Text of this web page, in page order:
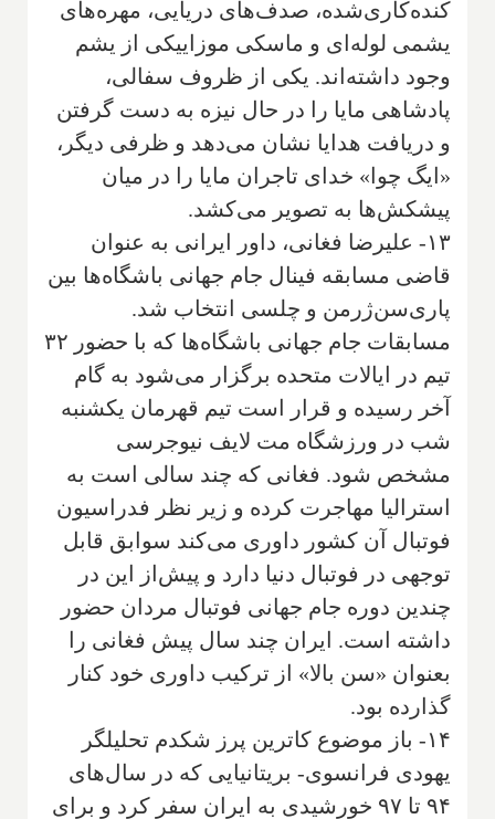
کنده‌کاری‌شده، صدف‌های دریایی، مهره‌های
یشمی لوله‌ای و ماسکی موزاییکی از یشم
وجود داشته‌اند. یکی از ظروف سفالی،
پادشاهی مایا را در حال نیزه به دست گرفتن
و دریافت هدایا نشان می‌دهد و ظرفی دیگر،
«ایگ چوا» خدای تاجران مایا را در میان
پیشکش‌ها به تصویر می‌کشد.
۱۳- علیرضا فغانی، داور ایرانی به عنوان
قاضی مسابقه فینال جام جهانی باشگاه‌ها بین
پاری‌سن‌ژرمن و چلسی انتخاب شد.
مسابقات جام جهانی باشگاه‌ها که با حضور ۳۲
تیم در ایالات متحده برگزار می‌شود به گام
آخر رسیده و قرار است تیم قهرمان یکشنبه
شب در ورزشگاه مت لایف نیوجرسی
مشخص شود. فغانی که چند سالی است به
استرالیا مهاجرت کرده و زیر نظر فدراسیون
فوتبال آن کشور داوری می‌کند سوابق قابل
توجهی در فوتبال دنیا دارد و پیش‌از این در
چندین دوره جام جهانی فوتبال مردان حضور
داشته است. ایران چند سال پیش فغانی را
بعنوان «سن بالا» از ترکیب داوری خود کنار
گذارده بود.
۱۴- باز موضوع کاترین پرز شکدم تحلیلگر
یهودی فرانسوی- بریتانیایی که در سال‌های
۹۴ تا ۹۷ خورشیدی به ایران سفر کرد و برای